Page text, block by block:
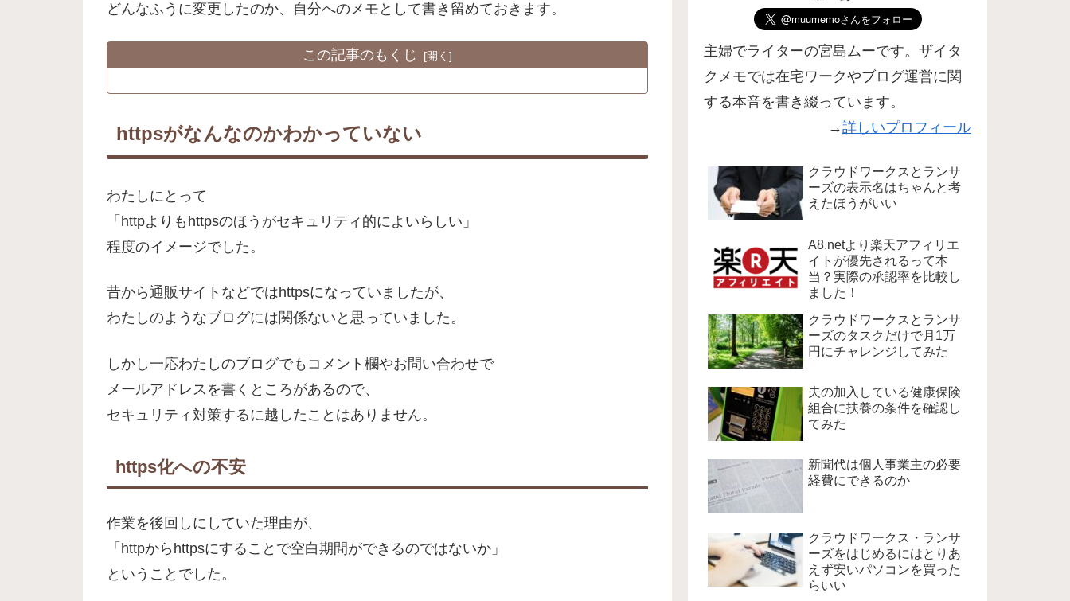
どんなふうに変更したのか、自分へのメモとして書き留めておきます。
この記事のもくじ
httpsがなんなのかわかっていない
わたしにとって
「httpよりもhttpsのほうがセキュリティ的によいらしい」
程度のイメージでした。
昔から通販サイトなどではhttpsになっていましたが、
わたしのようなブログには関係ないと思っていました。
しかし一応わたしのブログでもコメント欄やお問い合わせで
メールアドレスを書くところがあるので、
セキュリティ対策するに越したことはありません。
https化への不安
作業を後回しにしていた理由が、
「httpからhttpsにすることで空白期間ができるのではないか」
ということでした。
主婦でライターの宮島ムーです。ザイタ
クメモでは在宅ワークやブログ運営に関
する本音を書き綴っています。
→詳しいプロフィール
クラウドワークスとランサ
ーズの表示名はちゃんと考
えたほうがいい
A8.netより楽天アフィリエ
イトが優先されるって本
当？実際の承認率を比較し
ました！
クラウドワークスとランサ
ーズのタスクだけで月1万
円にチャレンジしてみた
夫の加入している健康保険
組合に扶養の条件を確認し
てみた
新聞代は個人事業主の必要
経費にできるのか
クラウドワークス・ランサ
ーズをはじめるにはとりあ
えず安いパソコンを買った
らいい